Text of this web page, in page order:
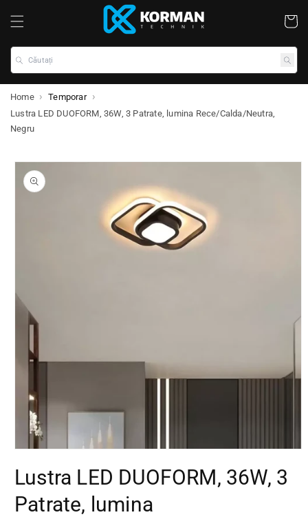
Coș
Căutați
Home
Temporar
Lustra LED DUOFORM, 36W, 3 Patrate, lumina Rece/Calda/Neutra,
Negru
Lustra LED DUOFORM, 36W, 3
Patrate, lumina